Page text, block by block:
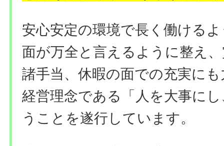
安心安定の環境で長く働ける
面が万全と言えるように整え
諸手当、休暇の面での充実に
経営理念である「人を大事に
うことを遂行しています。